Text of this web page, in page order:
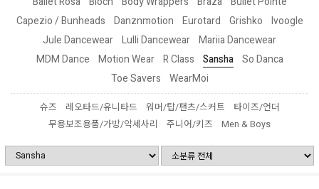
Capezio / Bunheads
Danznmotion Eurotard Grishko
Ivoogle
Jule Dancewear Lulli Dancewear Mariia Dancewear
MDM Dance
Motion Wear R Class Sansha So Danca
Toe Savers
WearMoi
슈즈 레오타드/유니타드 워머/탑/팬츠/스커트
타이즈/언더
무용보조용품/가방/악세사리
주니어/키즈 Men & Boys